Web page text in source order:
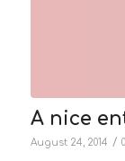
A nice
August 24, 2014 /